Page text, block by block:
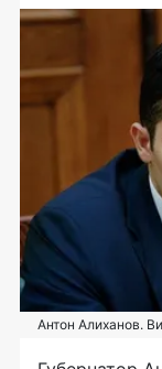
Антон Алиханов.